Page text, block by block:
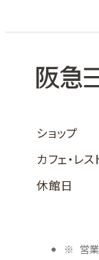
ショップ
カフェ・レス
休館日
営